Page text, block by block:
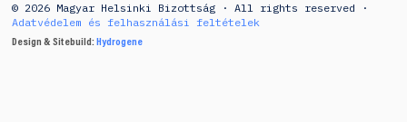
© 2026 Magyar Helsinki Bizottság · All rights reserved ·
Adatvédelem és felhasználási feltételek
Design & Sitebuild: Hydrogene